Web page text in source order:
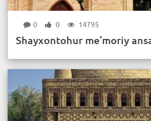
0 0 14795
Shayxontohur me‘moriy